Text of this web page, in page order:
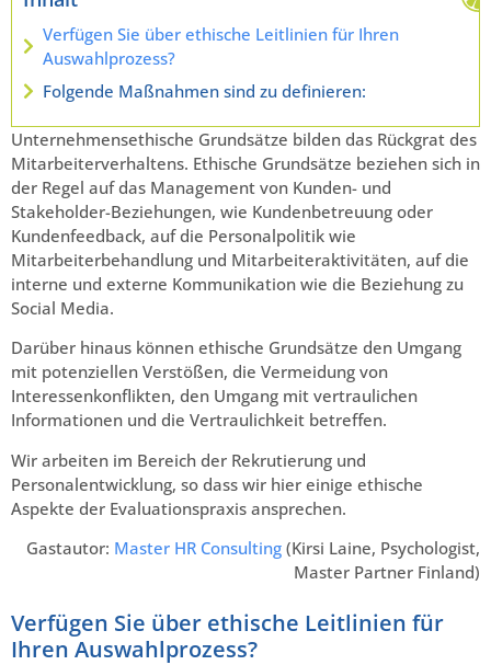
Verfügen Sie über ethische Leitlinien für Ihren
Auswahlprozess?
Folgende Maßnahmen sind zu definieren:
Unternehmensethische Grundsätze bilden das Rückgrat des
Mitarbeiterverhaltens. Ethische Grundsätze beziehen sich in
der Regel auf das Management von Kunden- und
Stakeholder-Beziehungen, wie Kundenbetreuung oder
Kundenfeedback, auf die Personalpolitik wie
Mitarbeiterbehandlung und Mitarbeiteraktivitäten, auf die
interne und externe Kommunikation wie die Beziehung zu
Social Media.
Darüber hinaus können ethische Grundsätze den Umgang
mit potenziellen Verstößen, die Vermeidung von
Interessenkonflikten, den Umgang mit vertraulichen
Informationen und die Vertraulichkeit betreffen.
Wir arbeiten im Bereich der Rekrutierung und
Personalentwicklung, so dass wir hier einige ethische
Aspekte der Evaluationspraxis ansprechen.
Gastautor: Master HR Consulting (Kirsi Laine, Psychologist,
Master Partner Finland)
Verfügen Sie über ethische Leitlinien für
Ihren Auswahlprozess?